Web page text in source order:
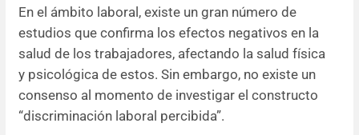
Noticias
En el ámbito laboral, existe un gran número de
estudios que confirma los efectos negativos en la
salud de los trabajadores, afectando la salud física
y psicológica de estos. Sin embargo, no existe un
consenso al momento de investigar el constructo
“discriminación laboral percibida”.